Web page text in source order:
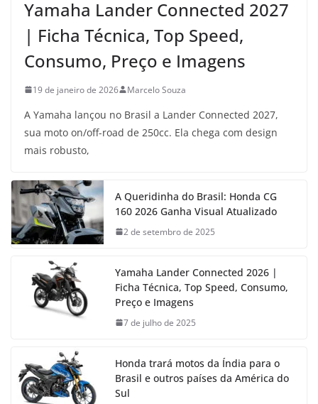
Yamaha Lander Connected 2027
| Ficha Técnica, Top Speed,
Consumo, Preço e Imagens
19 de janeiro de 2026 Marcelo Souza
A Yamaha lançou no Brasil a Lander Connected 2027,
sua moto on/off-road de 250cc. Ela chega com design
mais robusto,
A Queridinha do Brasil: Honda CG
160 2026 Ganha Visual Atualizado
2 de setembro de 2025
Yamaha Lander Connected 2026 |
Ficha Técnica, Top Speed, Consumo,
Preço e Imagens
7 de julho de 2025
Honda trará motos da Índia para o
Brasil e outros países da América do
Sul